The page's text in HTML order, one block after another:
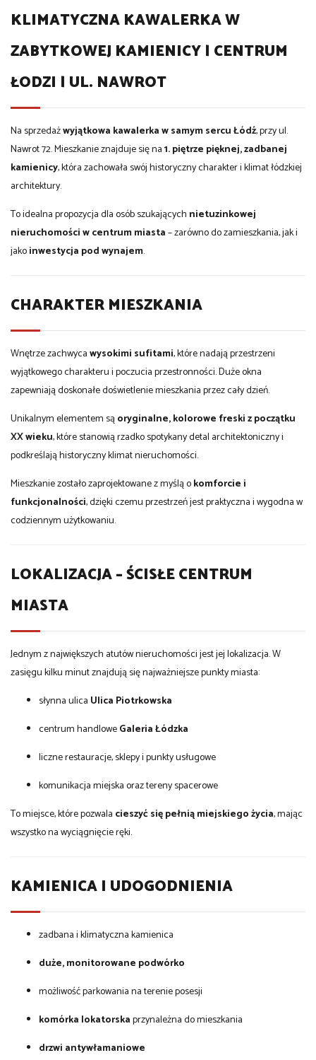
KLIMATYCZNA KAWALERKA W
ZABYTKOWEJ KAMIENICY | CENTRUM
ŁODZI | UL. NAWROT
Na sprzedażwyjątkowa kawalerka w samym sercu Łódź, przy ul.
Nawrot 72. Mieszkanie znajduje się na1. piętrze pięknej, zadbanej
kamienicy, która zachowała swój historyczny charakter i klimat łódzkiej
architektury.
To idealna propozycja dla osób szukających nietuzinkowej
nieruchomości w centrum miasta– zarówno do zamieszkania, jak i
jakoinwestycja pod wynajem.
CHARAKTER MIESZKANIA
Wnętrze zachwycawysokimi sufitami, które nadają przestrzeni
wyjątkowego charakteru i poczucia przestronności. Duże okna
zapewniają doskonałe doświetlenie mieszkania przez cały dzień.
Unikalnym elementem są oryginalne, kolorowe freski z początku
XX wieku, które stanowią rzadko spotykany detal architektoniczny i
podkreślają historyczny klimat nieruchomości.
Mieszkanie zostało zaprojektowane z myślą okomforcie i
funkcjonalności, dzięki czemu przestrzeń jest praktyczna i wygodna w
codziennym użytkowaniu.
LOKALIZACJA – ŚCISŁE CENTRUM
MIASTA
Jednym z największych atutów nieruchomości jest jej lokalizacja. W
zasięgu kilku minut znajdują się najważniejsze punkty miasta:
słynna ulica Ulica Piotrkowska
centrum handloweGaleria Łódzka
liczne restauracje, sklepy i punkty usługowe
komunikacja miejska oraz tereny spacerowe
To miejsce, które pozwala cieszyć się pełnią miejskiego życia, mając
wszystko na wyciągnięcie ręki.
KAMIENICA I UDOGODNIENIA
zadbana i klimatyczna kamienica
duże, monitorowane podwórko
możliwość parkowania na terenie posesji
komórka lokatorskaprzynależna do mieszkania
drzwi antywłamaniowe